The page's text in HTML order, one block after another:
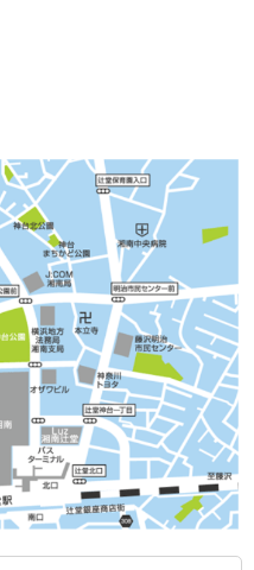
本日の受付時間
10:00～21:00
学
見学
深夜・早朝のご利用方法
無人時間利用方法
ム
ール
ール